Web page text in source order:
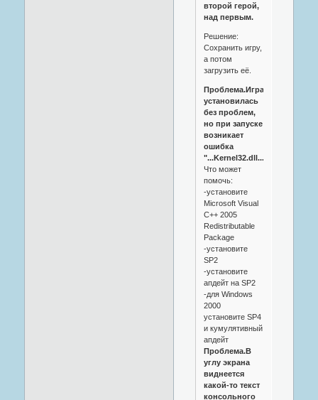
второй герой,
над первым.
Решение:
Сохранить игру,
а потом
загрузить её.
Проблема.Игра
установилась
без проблем,
но при запуске
возникает
ошибка
"...Kernel32.dll..."
Что может
помочь:
-установите
Microsoft Visual
C++ 2005
Redistributable
Package
-установите
SP2
-установите
апдейт на SP2
-для Windows
2000
установите SP4
и кумулятивный
апдейт
Проблема.В
углу экрана
виднеется
какой-то текст
консольного